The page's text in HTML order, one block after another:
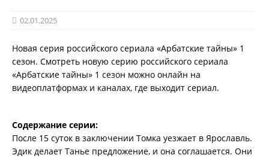
02.01.2025
Новая серия российского сериала «Арбатские тайны» 1
сезон. Смотреть новую серию российского сериала
«Арбатские тайны» 1 сезон можно онлайн на
видеоплатформах и каналах, где выходит сериал.
Содержание серии:
После 15 суток в заключении Томка уезжает в Ярославль.
Эдик делает Танье предложение, и она соглашается. Они